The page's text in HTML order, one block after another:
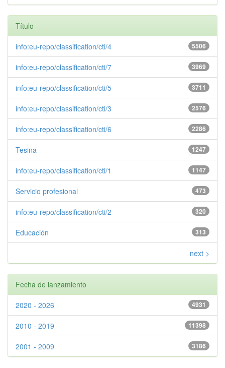
Título
5506
info:eu-repo/classification/cti/4
3969
info:eu-repo/classification/cti/7
3711
info:eu-repo/classification/cti/5
2576
info:eu-repo/classification/cti/3
2286
info:eu-repo/classification/cti/6
1247
Tesina
1147
info:eu-repo/classification/cti/1
473
Servicio profesional
320
info:eu-repo/classification/cti/2
313
Educación
next >
Fecha de lanzamiento
4931
2020 - 2026
11398
2010 - 2019
3186
2001 - 2009